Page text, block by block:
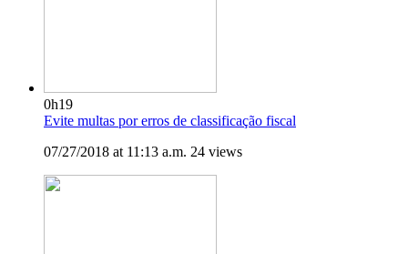
0h19
Evite multas por erros de classificação fiscal
07/27/2018 at 11:13 a.m. 24 views